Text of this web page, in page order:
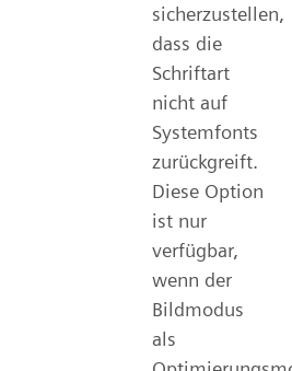
sicherzustellen,
dass die
Schriftart
nicht auf
Systemfonts
zurückgreift.
Diese Option
ist nur
verfügbar,
wenn der
Bildmodus
als